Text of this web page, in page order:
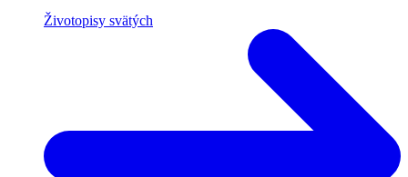
Životopisy svätých